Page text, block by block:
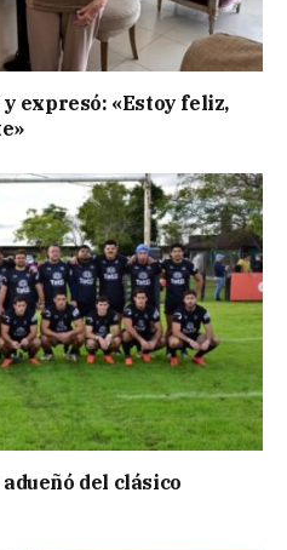
expresó: «Estoy feliz,
del clásico